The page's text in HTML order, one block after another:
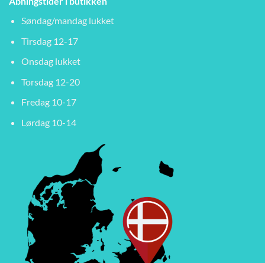
Søndag/mandag lukket
Tirsdag 12-17
Onsdag lukket
Torsdag 12-20
Fredag 10-17
Lørdag 10-14